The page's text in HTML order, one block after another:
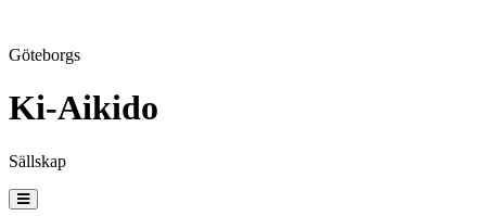
Göteborgs
Ki-Aikido
Sällskap
Skip